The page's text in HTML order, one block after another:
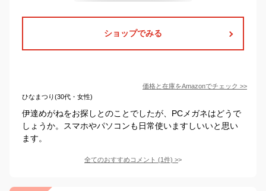
ショップでみる
価格と在庫をAmazonでチェック >>
ひなまつり(30代・女性)
伊達めがねをお探しとのことでしたが、PCメガネはどうで
しょうか。スマホやパソコンも日常使いますしいいと思い
ます。
全てのおすすめコメント (1件) >